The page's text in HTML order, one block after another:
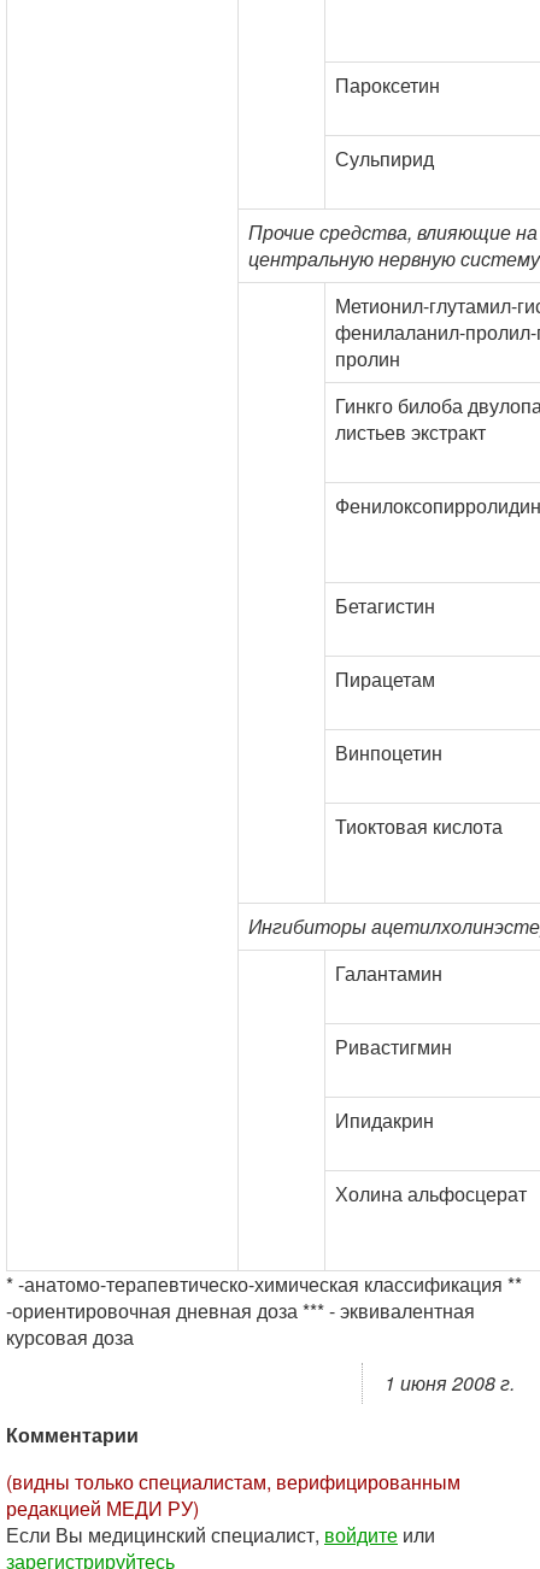
Пароксетин
Сульпирид
Прочие средства, влияющие на
центральную нервную систему
Метионил-глутамил-
фенилаланил-пролил-
пролин
Гинкго билоба
листьев экстракт
Бетагистин
Пирацетам
Винпоцетин
Тиоктовая кислота
Ингибиторы
Галантамин
Ривастигмин
Ипидакрин
Холина альфосцерат
* -анатомо-терапевтическо-химическая классификация **
-ориентировочная дневная доза *** - эквивалентная
курсовая доза
1 июня 2008 г.
Комментарии
(видны только специалистам, верифицированным
редакцией МЕДИ РУ)
Если Вы медицинский специалист, войдите или
зарегистрируйтесь